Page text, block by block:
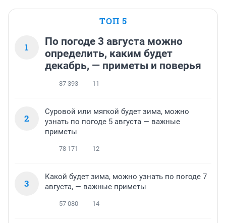
ТОП 5
1
По погоде 3 августа можно
определить, каким будет
декабрь, — приметы и поверья
87 393 11
2
Суровой или мягкой будет зима, можно
узнать по погоде 5 августа — важные
приметы
78 171 12
3
Какой будет зима, можно узнать по погоде 7
августа, — важные приметы
57 080 14